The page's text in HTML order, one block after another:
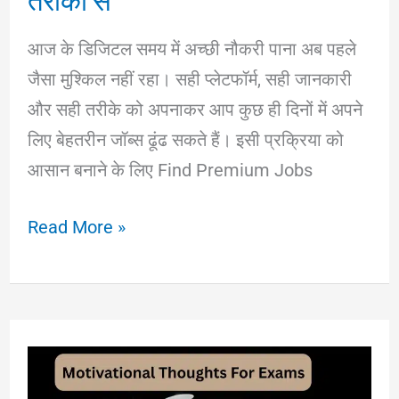
आज के डिजिटल समय में अच्छी नौकरी पाना अब पहले
जैसा मुश्किल नहीं रहा। सही प्लेटफॉर्म, सही जानकारी
और सही तरीके को अपनाकर आप कुछ ही दिनों में अपने
लिए बेहतरीन जॉब्स ढूंढ सकते हैं। इसी प्रक्रिया को
आसान बनाने के लिए Find Premium Jobs
Seventhway
Find
Jobs
Now:
Read More »